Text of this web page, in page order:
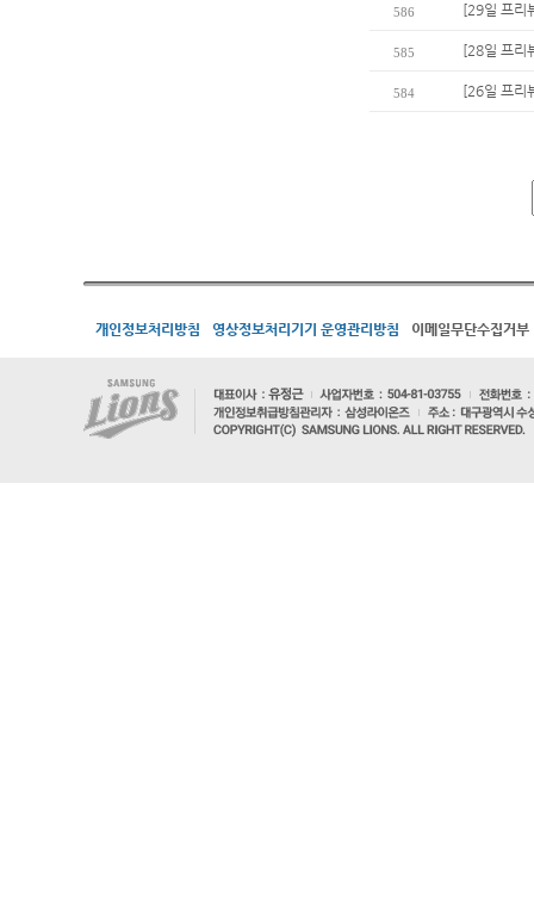
586 [29일 프리
585 [28일 프리
584 [26일 프리
개인정보처리방침 영상정보처리기기 운영관리방침 이메일무단수집거부